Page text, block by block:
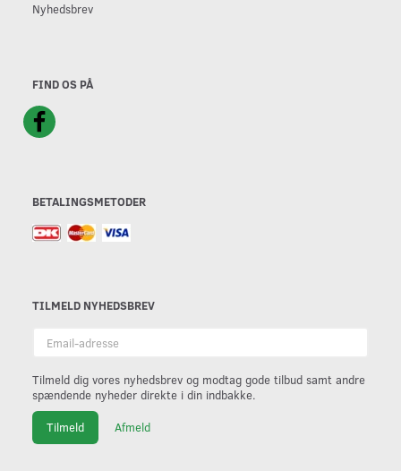
Nyhedsbrev
FIND OS PÅ
BETALINGSMETODER
TILMELD NYHEDSBREV
adresse
Tilmeld dig vores nyhedsbrev og modtag gode tilbud samt andre
spændende nyheder direkte i din indbakke.
Tilmeld Afmeld